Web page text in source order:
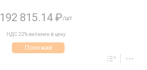
192 815.14 ₽/шт
НДС 22% включен в цену
Похожий